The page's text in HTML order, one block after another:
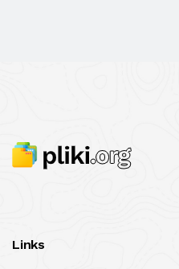
Links